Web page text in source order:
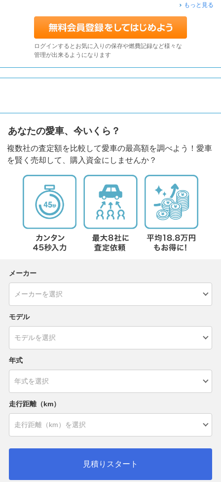
もっと見る
ログインするとお気に入りの保存や燃費記録など様々な
管理が出来るようになります
あなたの愛車、今いくら？
複数社の査定額を比較して愛車の最高額を調べよう！愛車
を賢く売却して、購入資金にしませんか？
メーカー
モデル
年式
走行距離（km）
見積りスタート